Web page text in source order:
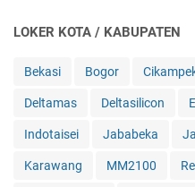
LOKER KOTA / KABUPATEN
Bekasi Bogor
Deltamas Deltasilicon
Indotaisei Jababeka
Karawang MM2100